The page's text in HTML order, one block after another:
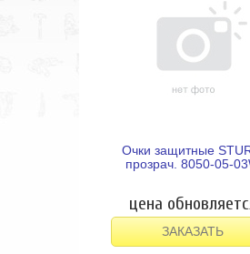
Очки защитные
прозрач. 8050-05-
цена
ЗАКАЗАТЬ